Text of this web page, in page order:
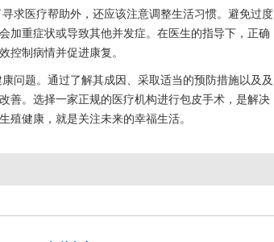
求医疗帮助外，还应该注意调整生活习惯。避免过度
加重症状或导致其他并发症。在医生的指导下，正确
控制病情并促进康复。
问题。通过了解其成因、采取适当的预防措施以及及
善。选择一家正规的医疗机构进行包皮手术，是解决
殖健康，就是关注未来的幸福生活。